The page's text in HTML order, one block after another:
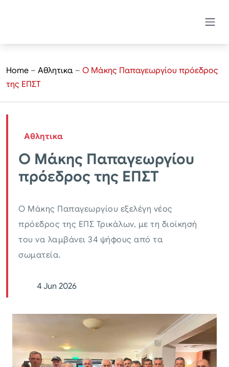
Home – Αθλητικα – Ο Μάκης Παπαγεωργίου πρόεδρος
της ΕΠΣΤ
Αθλητικα
Ο Μάκης Παπαγεωργίου
πρόεδρος της ΕΠΣΤ
Ο Μάκης Παπαγεωργίου εξελέγη νέος
πρόεδρος της ΕΠΣ Τρικάλων, με τη διοίκησή
του να λαμβάνει 34 ψήφους από τα
σωματεία.
4 Jun 2026